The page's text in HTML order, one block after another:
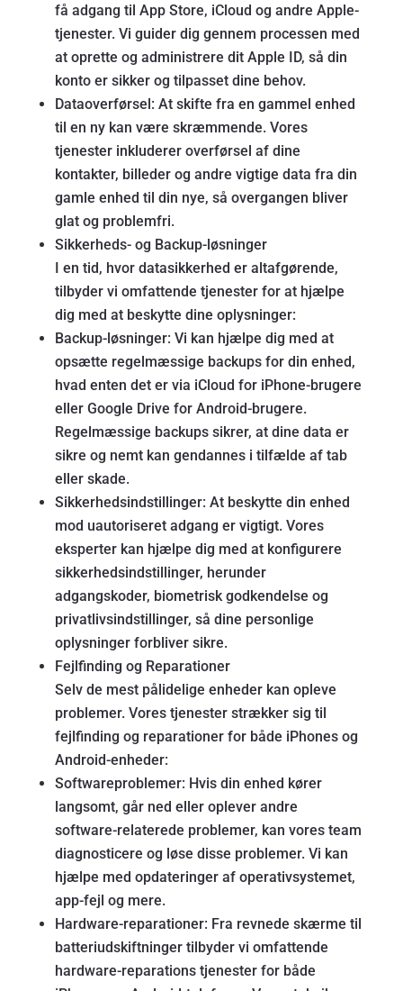
få adgang til App Store, iCloud og andre Apple-
tjenester. Vi guider dig gennem processen med
at oprette og administrere dit Apple ID, så din
konto er sikker og tilpasset dine behov.
Dataoverførsel: At skifte fra en gammel enhed
til en ny kan være skræmmende. Vores
tjenester inkluderer overførsel af dine
kontakter, billeder og andre vigtige data fra din
gamle enhed til din nye, så overgangen bliver
glat og problemfri.
Sikkerheds- og Backup-løsninger
I en tid, hvor datasikkerhed er altafgørende,
tilbyder vi omfattende tjenester for at hjælpe
dig med at beskytte dine oplysninger:
Backup-løsninger: Vi kan hjælpe dig med at
opsætte regelmæssige backups for din enhed,
hvad enten det er via iCloud for iPhone-brugere
eller Google Drive for Android-brugere.
Regelmæssige backups sikrer, at dine data er
sikre og nemt kan gendannes i tilfælde af tab
eller skade.
Sikkerhedsindstillinger: At beskytte din enhed
mod uautoriseret adgang er vigtigt. Vores
eksperter kan hjælpe dig med at konfigurere
sikkerhedsindstillinger, herunder
adgangskoder, biometrisk godkendelse og
privatlivsindstillinger, så dine personlige
oplysninger forbliver sikre.
Fejlfinding og Reparationer
Selv de mest pålidelige enheder kan opleve
problemer. Vores tjenester strækker sig til
fejlfinding og reparationer for både iPhones og
Android-enheder:
Softwareproblemer: Hvis din enhed kører
langsomt, går ned eller oplever andre
software-relaterede problemer, kan vores team
diagnosticere og løse disse problemer. Vi kan
hjælpe med opdateringer af operativsystemet,
app-fejl og mere.
Hardware-reparationer: Fra revnede skærme til
batteriudskiftninger tilbyder vi omfattende
hardware-reparations tjenester for både